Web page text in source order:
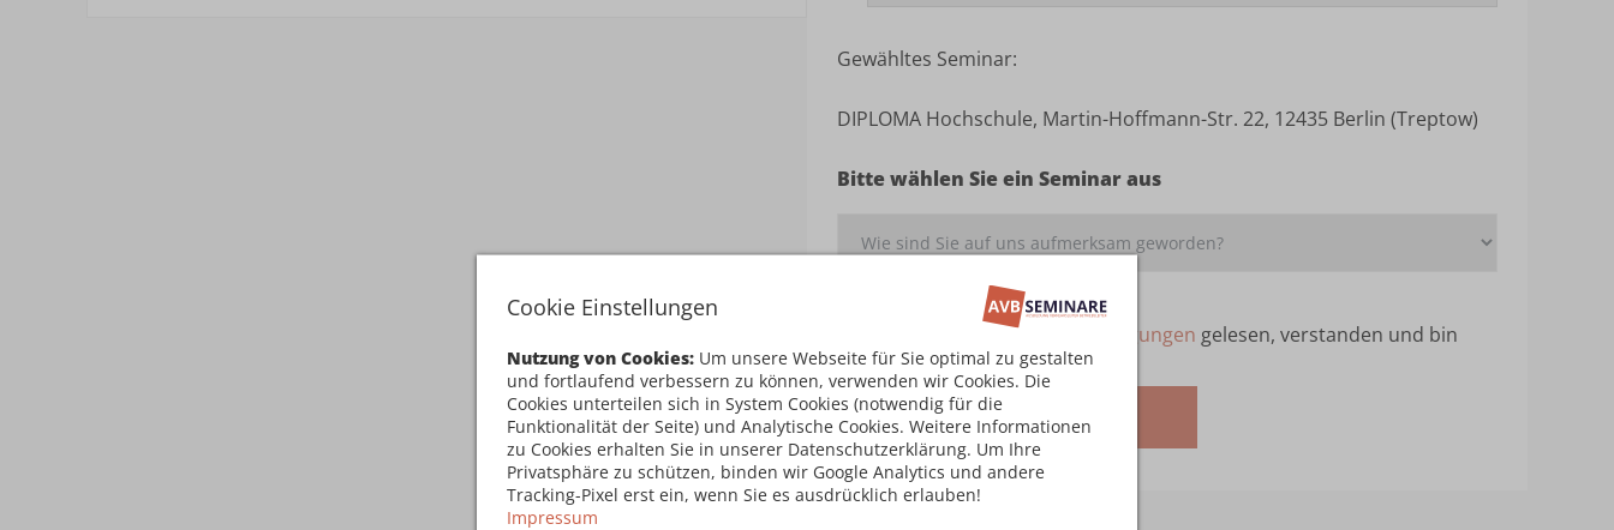
Cookie Einstellungen
Nutzung von Cookies: Um unsere Webseite für Sie optimal zu gestalten
und fortlaufend verbessern zu können, verwenden wir Cookies. Die
Cookies unterteilen sich in System Cookies (notwendig für die
Funktionalität der Seite) und Analytische Cookies. Weitere Informationen
zu Cookies erhalten Sie in unserer Datenschutzerklärung. Um Ihre
Privatsphäre zu schützen, binden wir Google Analytics und andere
Tracking-Pixel erst ein, wenn Sie es ausdrücklich erlauben!
Impressum
Gewähltes Seminar:
DIPLOMA Hochschule, Martin-Hoffmann-Str. 22, 12435 Berlin (Treptow)
Bitte wählen Sie ein Seminar aus
Teilnahmebedingungen gelesen, verstanden und bin
damit einverstanden
Kostenpflichtig anmelden